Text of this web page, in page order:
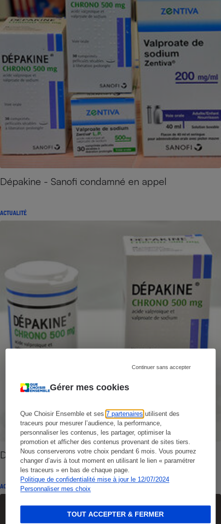
Gérer mes cookies
Que Choisir Ensemble et ses7 partenaires utilisent des
traceurs pour mesurer l’audience, la performance,
personnaliser les contenus, les partager, optimiser la
promotion et afficher des contenus provenant de sites tiers.
Nous conserverons votre choix pendant 6 mois. Vous pourrez
changer d’avis à tout moment en utilisant le lien « paramétrer
les traceurs » en bas de chaque page.
Politique de confidentialité mise à jour le 12/07/2024
Personnaliser mes choix
Continuer sans accepter
TOUT ACCEPTER & FERMER
Dépakine - Sanofi condamné en appel
ACTUALITÉ
Dépakine - L’action de groupe jugée recevable
ACTUALITÉ